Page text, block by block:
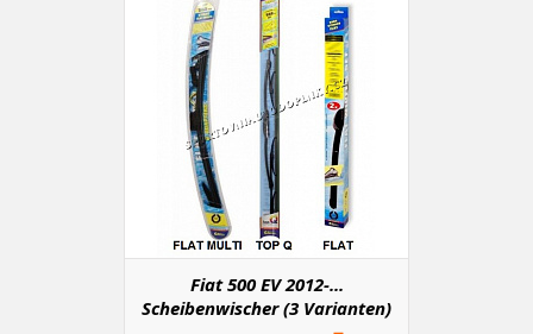
Fiat 500 EV 2012-...
Scheibenwischer (3 Varianten)